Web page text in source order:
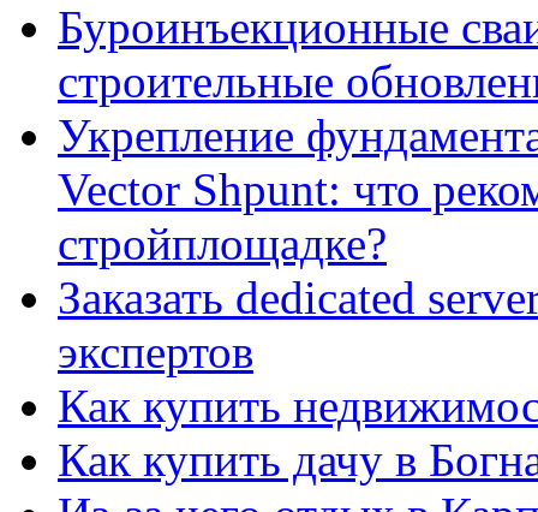
Буроинъекционные
строительные
Укрепление
Vector Shpunt: что
стройплощадке?
Заказать dedicated
экспертов
Как купить
Как купить дачу в